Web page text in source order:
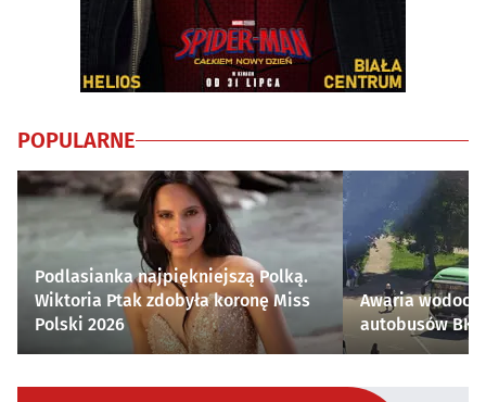
POPULARNE
Podlasianka najpiękniejszą Polką.
Wiktoria Ptak zdobyła koronę Miss
Polski 2026
Awaria
autobusów